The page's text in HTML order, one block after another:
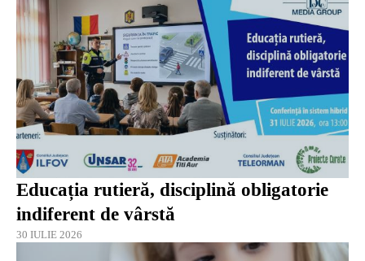
Educația rutieră, disciplină obligatorie
indiferent de vârstă
30 IULIE 2026